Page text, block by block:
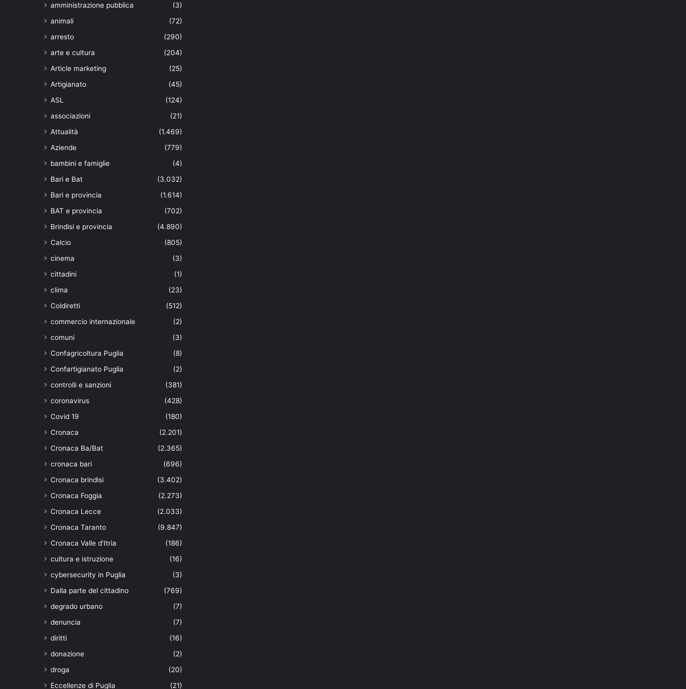
amministrazione pubblica
(3)
animali
(72)
arresto
(290)
arte e cultura
(204)
Article marketing
(25)
Artigianato
(45)
ASL
(124)
associazioni
(21)
Attualità
(1.469)
Aziende
(779)
bambini e famiglie
(4)
Bari e Bat
(3.032)
Bari e provincia
(1.614)
BAT e provincia
(702)
Brindisi e provincia
(4.890)
Calcio
(805)
cinema
(3)
cittadini
(1)
clima
(23)
Coldiretti
(512)
commercio internazionale
(2)
comuni
(3)
Confagricoltura Puglia
(8)
Confartigianato Puglia
(2)
controlli e sanzioni
(381)
coronavirus
(428)
Covid 19
(180)
Cronaca
(2.201)
Cronaca Ba/Bat
(2.365)
cronaca bari
(696)
Cronaca brindisi
(3.402)
Cronaca Foggia
(2.273)
Cronaca Lecce
(2.033)
Cronaca Taranto
(9.847)
Cronaca Valle d'Itria
(186)
cultura e istruzione
(16)
cybersecurity in Puglia
(3)
Dalla parte del cittadino
(769)
degrado urbano
(7)
denuncia
(7)
diritti
(16)
donazione
(2)
droga
(20)
Eccellenze di Puglia
(21)